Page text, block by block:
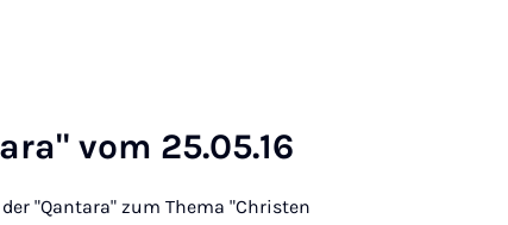
vom 25.05.16
"Qantara" zum Thema "Christen